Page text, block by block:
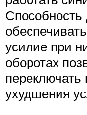
Способность
усилие при
оборотах
переключать
ухудшения